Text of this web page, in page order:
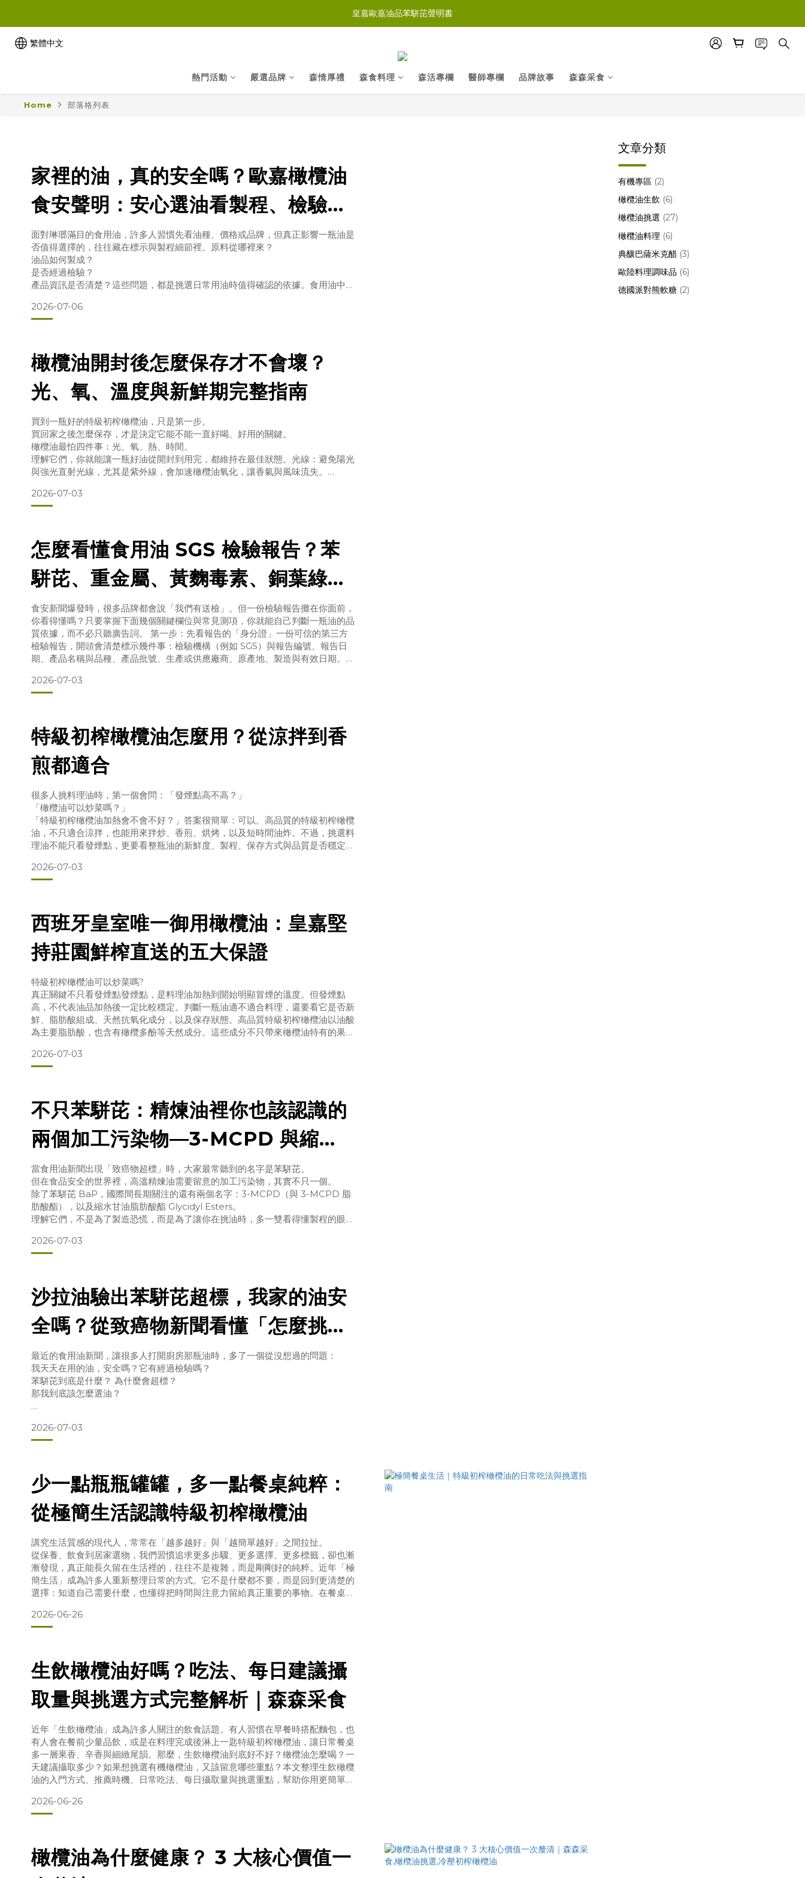
皇嘉歐嘉油品苯駢芘聲明書
繁體中文
熱門活動 嚴選品牌 森情厚禮 森食料理 森活專欄 醫師專欄 品牌故事 森森采食
Home 部落格列表
家裡的油，真的安全嗎？歐嘉橄欖油
食安聲明：安心選油看製程、檢驗與
來源
面對琳瑯滿目的食用油，許多人習慣先看油種、價格或品牌，但真正影響一瓶油是
否值得選擇的，往往藏在標示與製程細節裡。原料從哪裡來？
油品如何製成？
是否經過檢驗？
產品資訊是否清楚？這些問題，都是挑選日常用油時值得確認的依據。食用油中的
的成分，而是可能在燃燒、煙燻、高溫加工，或原料乾燥與製程條件控管不佳時形
成的污染物。
2026-07-06
橄欖油開封後怎麼保存才不會壞？
光、氧、溫度與新鮮期完整指南
買到一瓶好的特級初榨橄欖油，只是第一步。
買回家之後怎麼保存，才是決定它能不能一直好喝、好用的關鍵。
橄欖油最怕四件事：光、氧、熱、時間。
理解它們，你就能讓一瓶好油從開封到用完，都維持在最佳狀態。光線：避免陽光
與強光直射光線，尤其是紫外線，會加速橄欖油氧化，讓香氣與風味流失。
若是深色玻璃瓶或不透光包裝，本身就能提供較好的遮光保護。氧氣：用完記得鎖
緊瓶蓋每次開瓶，空氣就會接觸油面。氧氣接觸越多、越久，氧化越快。
2026-07-03
怎麼看懂食用油 SGS 檢驗報告？苯
駢芘、重金屬、黃麴毒素、銅葉綠素
一次讀懂
食安新聞爆發時，很多品牌都會說「我們有送檢」。但一份檢驗報告攤在你面前，
你看得懂嗎？只要掌握下面幾個關鍵欄位與常見測項，你就能自己判斷一瓶油的品
質依據，而不必只聽廣告詞。 第一步：先看報告的「身分證」一份可信的第三方
檢驗報告，開頭會清楚標示幾件事：檢驗機構（例如 SGS）與報告編號、報告日
期、產品名稱與品種、產品批號、生產或供應廠商、原產地、製造與有效日期。
你手上的產品對應，報告才有意義。
以皇嘉 Oro Bailén 為
2026-07-03
特級初榨橄欖油怎麼用？從涼拌到香
煎都適合
很多人挑料理油時，第一個會問：「發煙點高不高？」
「橄欖油可以炒菜嗎？」
「特級初榨橄欖油加熱會不會不好？」答案很簡單：可以。高品質的特級初榨橄欖
油，不只適合涼拌，也能用來拌炒、香煎、烘烤，以及短時間油炸。不過，挑選料
理油不能只看發煙點，更要看整瓶油的新鮮度、製程、保存方式與品質是否穩定。
數字可以作為料理時的參考，但發煙點高，不代表油的品質一定比較好；發煙點比
較低，也不代表完全不能拿來炒菜。判斷一瓶油適不適合日常料理，還要看
2026-07-03
西班牙皇室唯一御用橄欖油：皇嘉堅
持莊園鮮榨直送的五大保證
特級初榨橄欖油可以炒菜嗎?
真正關鍵不只看發煙點發煙點，是料理油加熱到開始明顯冒煙的溫度。但發煙點
高，不代表油品加熱後一定比較穩定。判斷一瓶油適不適合料理，還要看它是否新
鮮、脂肪酸組成、天然抗氧化成分，以及保存狀態。高品質特級初榨橄欖油以油酸
為主要脂肪酸，也含有橄欖多酚等天然成分。這些成分不只帶來橄欖油特有的果
「發煙點高不高」，還要看看這瓶油：來源是否清楚果實是否新鮮製程是否單純運
輸與保存是否到位是否有可供查驗的品質依據
2026-07-03
不只苯駢芘：精煉油裡你也該認識的
兩個加工污染物—3-MCPD 與縮水
甘油脂肪酸酯
當食用油新聞出現「致癌物超標」時，大家最常聽到的名字是苯駢芘。
但在食品安全的世界裡，高溫精煉油需要留意的加工污染物，其實不只一個。
除了苯駢芘 BaP，國際間長期關注的還有兩個名字：3-MCPD（與 3-MCPD 脂
肪酸酯），以及縮水甘油脂肪酸酯 Glycidyl Esters。
理解它們，不是為了製造恐慌，而是為了讓你在挑油時，多一雙看得懂製程的眼
3-MCPD 是什麼？3-MCPD 是「單氯丙二醇」的簡稱，屬於油脂與食品在加工
過程中可能形成的污染物之一。它常與高溫、含氯環境及油脂精煉條
2026-07-03
沙拉油驗出苯駢芘超標，我家的油安
全嗎？從致癌物新聞看懂「怎麼挑一
瓶安心的油」
最近的食用油新聞，讓很多人打開廚房那瓶油時，多了一個從沒想過的問題：
我天天在用的油，安全嗎？它有經過檢驗嗎？
苯駢芘到底是什麼？ 為什麼會超標？
那我到底該怎麼選油？
一瓶值得放進廚房的油，應該經得起這三個問題的檢查。苯駢芘 BaP 是什麼？為
什麼大家在關心？苯駢芘（Benzo[a]pyrene，簡稱 BaP）是「多環芳香族碳氫
2026-07-03
少一點瓶瓶罐罐，多一點餐桌純粹：
從極簡生活認識特級初榨橄欖油
講究生活質感的現代人，常常在「越多越好」與「越簡單越好」之間拉扯。
從保養、飲食到居家選物，我們習慣追求更多步驟、更多選擇、更多標籤，卻也漸
漸發現，真正能長久留在生活裡的，往往不是複雜，而是剛剛好的純粹。近年「極
簡生活」成為許多人重新整理日常的方式。它不是什麼都不要，而是回到更清楚的
選擇：知道自己需要什麼，也懂得把時間與注意力留給真正重要的事物。在餐桌
調味，就能為麵包、沙拉、蔬菜、湯品與日常料理增添果香、苦韻與辛香層次。它
不
2026-06-26
生飲橄欖油好嗎？吃法、每日建議攝
取量與挑選方式完整解析｜森森采食
近年「生飲橄欖油」成為許多人關注的飲食話題。有人習慣在早餐時搭配麵包，也
有人會在餐前少量品飲，或是在料理完成後淋上一匙特級初榨橄欖油，讓日常餐桌
多一層果香、辛香與細緻尾韻。那麼，生飲橄欖油到底好不好？橄欖油怎麼喝？一
天建議攝取多少？如果想挑選有機橄欖油，又該留意哪些重點？本文整理生飲橄欖
油的入門方式、推薦時機、日常吃法、每日攝取量與挑選重點，幫助你用更簡單、
經加熱，直接品嚐橄欖油本身的香氣與口感。高品質特級初榨橄欖油通常帶有
2026-06-26
橄欖油為什麼健康？ 3 大核心價值一
文章分類
有機專區 (2)
橄欖油生飲 (6)
橄欖油挑選 (27)
橄欖油料理 (6)
典釀巴薩米克醋 (3)
歐陸料理調味品 (6)
德國派對熊軟糖 (2)